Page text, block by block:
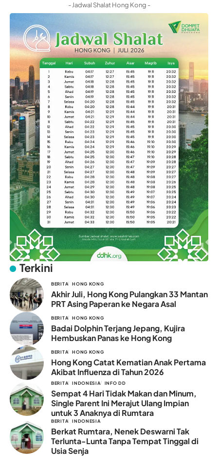
- Jadwal Shalat Hong Kong -
Terkini
BERITA HONG KONG
Akhir Juli, Hong Kong Pulangkan 33 Mantan
PRT Asing Paperan ke Negara Asal
BERITA HONG KONG
Badai Dolphin Terjang Jepang, Kujira
Hembuskan Panas ke Hong Kong
BERITA HONG KONG
Hong Kong Catat Kematian Anak Pertama
Akibat Influenza di Tahun 2026
BERITA INDONESIA INFO DD
Sempat 4 Hari Tidak Makan dan Minum,
Single Parent Ini Merajut Ulang Impian
untuk 3 Anaknya di Rumtara
BERITA INDONESIA
Berkat Rumtara, Nenek Deswarni Tak
Terlunta-Lunta Tanpa Tempat Tinggal di
Usia Senja